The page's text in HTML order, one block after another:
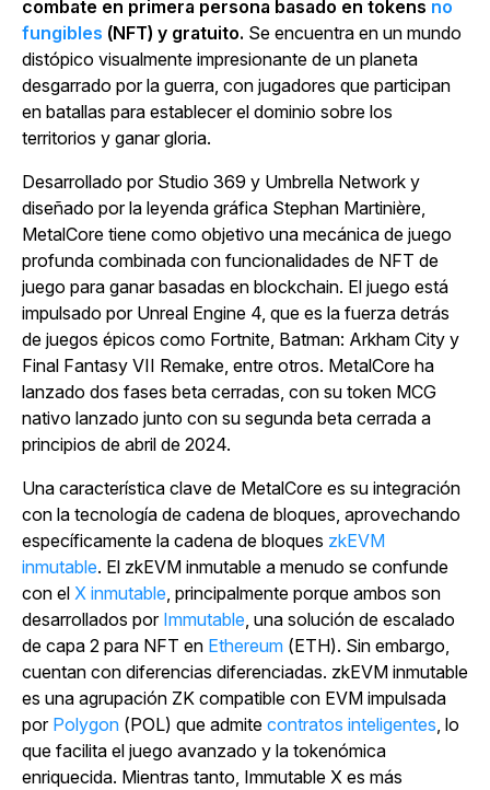
combate en primera persona basado en tokens no
fungibles (NFT) y gratuito. Se encuentra en un mundo
distópico visualmente impresionante de un planeta
desgarrado por la guerra, con jugadores que participan
en batallas para establecer el dominio sobre los
territorios y ganar gloria.
Desarrollado por Studio 369 y Umbrella Network y
diseñado por la leyenda gráfica Stephan Martinière,
MetalCore tiene como objetivo una mecánica de juego
profunda combinada con funcionalidades de NFT de
juego para ganar basadas en blockchain. El juego está
impulsado por Unreal Engine 4, que es la fuerza detrás
de juegos épicos como Fortnite, Batman: Arkham City y
Final Fantasy VII Remake, entre otros. MetalCore ha
lanzado dos fases beta cerradas, con su token MCG
nativo lanzado junto con su segunda beta cerrada a
principios de abril de 2024.
Una característica clave de MetalCore es su integración
con la tecnología de cadena de bloques, aprovechando
específicamente la cadena de bloques zkEVM
inmutable. El zkEVM inmutable a menudo se confunde
con el X inmutable, principalmente porque ambos son
desarrollados por Immutable, una solución de escalado
de capa 2 para NFT en Ethereum (ETH). Sin embargo,
cuentan con diferencias diferenciadas. zkEVM inmutable
es una agrupación ZK compatible con EVM impulsada
por Polygon (POL) que admite contratos inteligentes, lo
que facilita el juego avanzado y la tokenómica
enriquecida. Mientras tanto, Immutable X es más